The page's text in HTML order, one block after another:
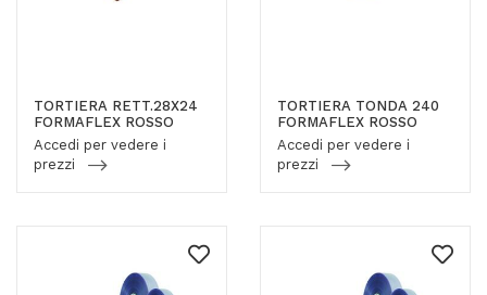
TORTIERA RETT.28X24
FORMAFLEX ROSSO
Accedi per vedere i
prezzi
TORTIERA TONDA 240
FORMAFLEX ROSSO
Accedi per vedere i
prezzi